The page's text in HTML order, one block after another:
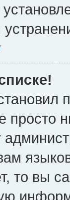
просто
то вы